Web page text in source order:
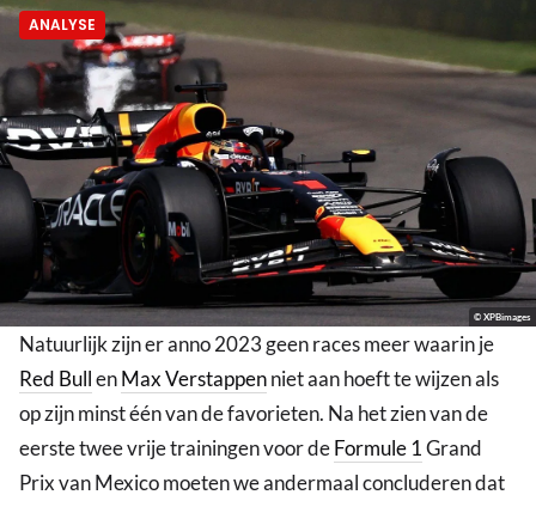
ANALYSE
© XPBimages
Natuurlijk zijn er anno 2023 geen races meer waarin je
Red BullenMax Verstappenniet aan hoeft te wijzen als
op zijn minst één van de favorieten. Na het zien van de
eerste twee vrije trainingen voor deFormule 1Grand
Prix van Mexico moeten we andermaal concluderen dat